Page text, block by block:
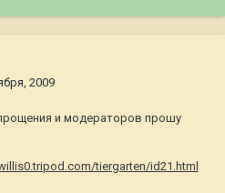
2009
и модераторов прошу
tiergarten/id21.html